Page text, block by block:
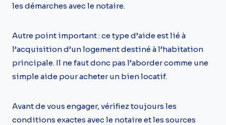
les démarches avec le notaire.
Autre point important : ce type d’aide est lié à
l’acquisition d’un logement destiné à l’habitation
principale. Il ne faut donc pas l’aborder comme une
simple aide pour acheter un bien locatif.
Avant de vous engager, vérifiez toujours les
conditions exactes avec le notaire et les sources